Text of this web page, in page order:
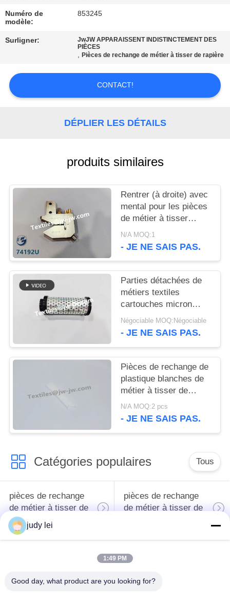
CONTACT
NOUVELLES
DEMANDE
DE
PRIVACY
POLICY
Numéro de
modèle:
853245
Surligner:
JwJW APPARAISSENT INDISTINCTEMENT DES
PIÈCES
,Pièces de rechange de métier à tisser de rapière
CONTACT!
DÉPLIER LES DÉTAILS
produits similaires
Rentrer (à droite) avec
mental pour les pièces
de métier à tisser
Dornire 74192U
N/A MOQ:1
- JE NE SAIS PAS.
Parties détachées de
métiers textiles
cartouches micron
pour aspiration pour
certaines machines
Négociable MOQ:Négociable
- JE NE SAIS PAS.
Pièces de rechange de
plastique blanches de
métier à tisser de
JwJW G6300 de
glisseur de ceinture de
N/A MOQ:2 pcs
- JE NE SAIS PAS.
Catégories populaires Tous
pièces de rechange
de métier à tisser de
tissage
pièces de rechange
de métier à tisser de
électromagnétique de
judy lei
1:49 PM
Good day, what product are you looking for?